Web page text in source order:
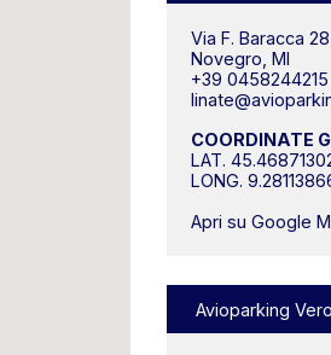
Via F. Baracca
Novegro, MI
+39 0458244215
COORDINATE
LAT.
LONG.
Apri su Google
Avioparking